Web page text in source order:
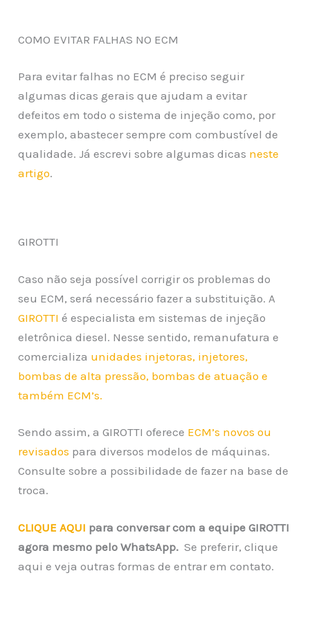
COMO EVITAR FALHAS NO ECM
Para evitar falhas no ECM é preciso seguir
algumas dicas gerais que ajudam a evitar
defeitos em todo o sistema de injeção como, por
exemplo, abastecer sempre com combustível de
qualidade. Já escrevi sobre algumas dicas neste
artigo.
GIROTTI
Caso não seja possível corrigir os problemas do
seu ECM, será necessário fazer a substituição. A
GIROTTI é especialista em sistemas de injeção
eletrônica diesel. Nesse sentido, remanufatura e
comercializa unidades injetoras, injetores,
bombas de alta pressão, bombas de atuação e
também ECM’s.
Sendo assim, a GIROTTI oferece ECM’s novos ou
revisados para diversos modelos de máquinas.
Consulte sobre a possibilidade de fazer na base de
troca.
CLIQUE AQUI para conversar com a equipe GIROTTI
agora mesmo pelo WhatsApp. Se preferir, clique
aqui e veja outras formas de entrar em contato.